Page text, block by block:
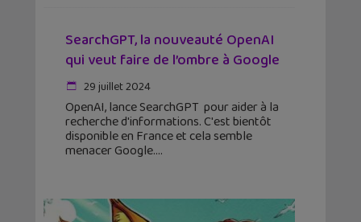
SearchGPT, la nouveauté OpenAI
qui veut faire de l’ombre à Google
29 juillet 2024
OpenAI, lance SearchGPT pour aider à la
recherche d'informations. C'est bientôt
disponible en France et cela semble
menacer Google.